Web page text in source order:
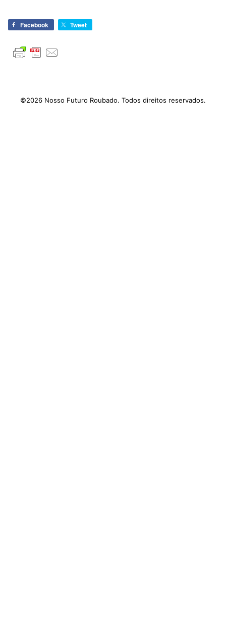
Facebook Tweet
©2026 Nosso Futuro Roubado. Todos direitos reservados.